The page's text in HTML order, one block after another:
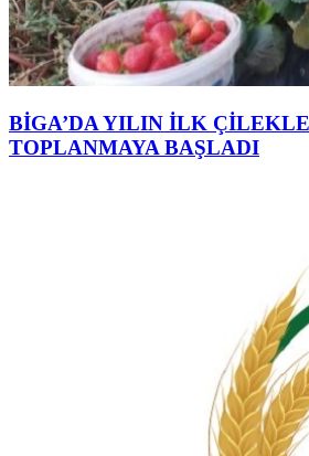
BİGA’DA YILIN İLK
TOPLANMAYA BAŞLADI